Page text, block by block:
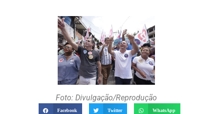
Foto: Divulgação/Reprodução
Facebook Twitter WhatsApp